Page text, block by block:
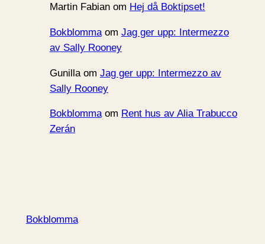
Martin Fabianom Hej då Boktipset!
Bokblommaom Jag ger upp: Intermezzo
av Sally Rooney
Gunillaom Jag ger upp: Intermezzo av
Sally Rooney
Bokblommaom Rent hus av Alia Trabucco
Zerán
Bokblomma